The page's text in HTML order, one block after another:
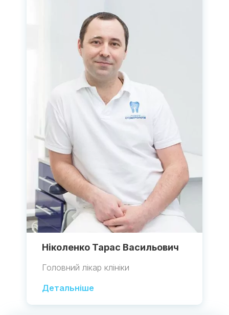
Ніколенко Тарас Васильович
Головний лікар клініки
Детальніше